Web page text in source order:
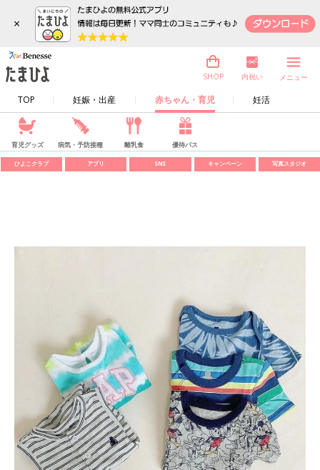
×
TOP 妊娠・出産 赤ちゃん・育児 妊活
SHOP 内祝い メニュー
育児グッズ 病気・予防接種 離乳食 優待パス
ひよこクラブ アプリ SNS キャンペーン 写真スタジオ